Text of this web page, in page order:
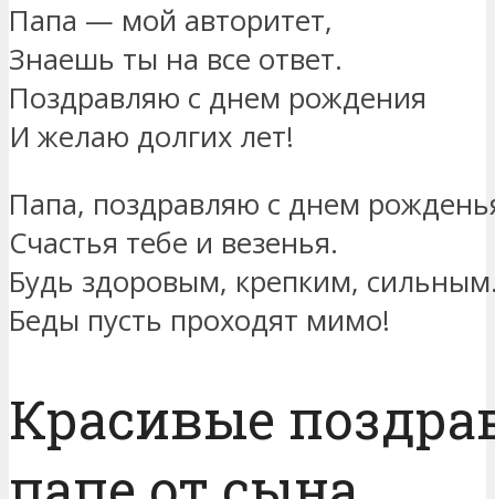
Папа — мой авторитет,
Знаешь ты на все ответ.
Поздравляю с днем рождения
И желаю долгих лет!
Папа, поздравляю с днем
Счастья тебе и везенья.
Будь здоровым, крепким,
Беды пусть проходят мимо!
Красивые